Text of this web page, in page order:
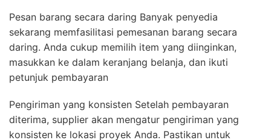
Pesan barang secara daring Banyak penyedia
sekarang memfasilitasi pemesanan barang secara
daring. Anda cukup memilih item yang diinginkan,
masukkan ke dalam keranjang belanja, dan ikuti
petunjuk pembayaran
Pengiriman yang konsisten Setelah pembayaran
diterima, supplier akan mengatur pengiriman yang
konsisten ke lokasi proyek Anda. Pastikan untuk